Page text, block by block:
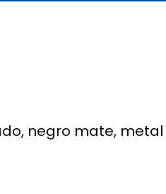
negro mate,